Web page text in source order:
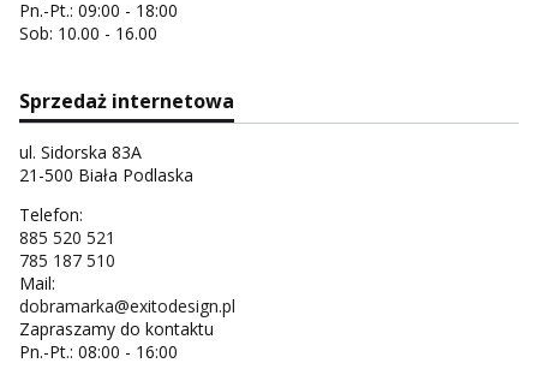
Pn.-Pt.: 09:00 - 18:00
Sob: 10.00 - 16.00
Sprzedaż internetowa
ul. Sidorska 83A
21-500 Biała Podlaska
Telefon:
885 520 521
785 187 510
Mail:
dobramarka@exitodesign.pl
Zapraszamy do kontaktu
Pn.-Pt.: 08:00 - 16:00